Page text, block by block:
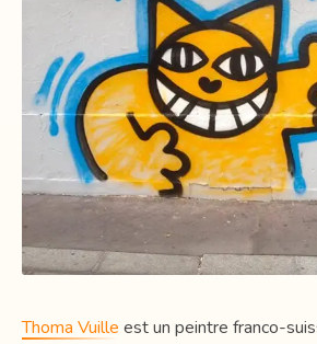
Thoma Vuille est un peintre franco-